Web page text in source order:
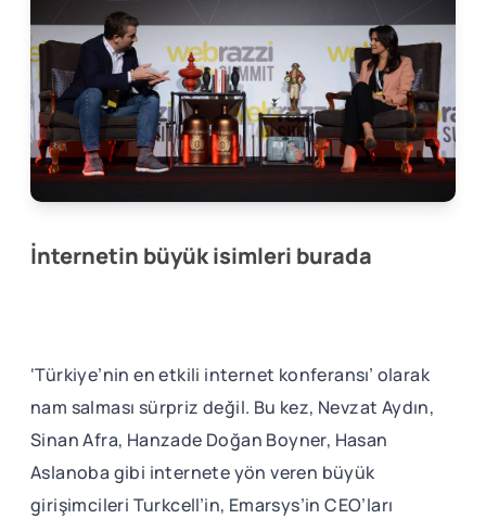
İnternetin büyük isimleri burada
‘Türkiye’nin en etkili internet konferansı’ olarak
nam salması sürpriz değil. Bu kez, Nevzat Aydın,
Sinan Afra, Hanzade Doğan Boyner, Hasan
Aslanoba gibi internete yön veren büyük
girişimcileri Turkcell’in, Emarsys’in CEO’ları